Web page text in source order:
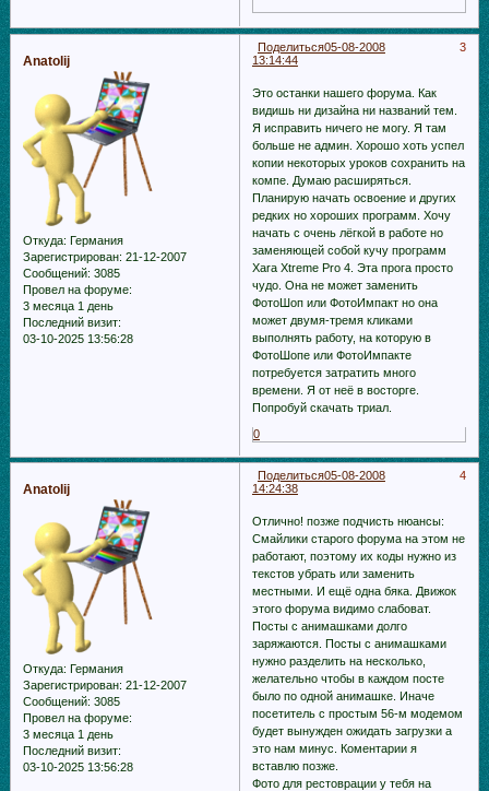
Поделиться 3
05-08-2008
13:14:44
Anatolij
Откуда: Германия
Зарегистрирован: 21-12-2007
Сообщений: 3085
Провел на форуме:
3 месяца 1 день
Последний визит:
03-10-2025 13:56:28
Это останки нашего форума. Как
видишь ни дизайна ни названий тем.
Я исправить ничего не могу. Я там
больше не админ. Хорошо хоть успел
копии некоторых уроков сохранить на
компе. Думаю расширяться.
Планирую начать освоение и других
редких но хороших программ. Хочу
начать с очень лёгкой в работе но
заменяющей собой кучу программ
Xara Xtreme Pro 4. Эта прога просто
чудо. Она не может заменить
ФотоШоп или ФотоИмпакт но она
может двумя-тремя кликами
выполнять работу, на которую в
ФотоШопе или ФотоИмпакте
потребуется затратить много
времени. Я от неё в восторге.
Попробуй скачать триал.
0
Поделиться 4
05-08-2008
14:24:38
Anatolij
Откуда: Германия
Зарегистрирован: 21-12-2007
Сообщений: 3085
Провел на форуме:
3 месяца 1 день
Последний визит:
03-10-2025 13:56:28
Отлично! позже подчисть нюансы:
Смайлики старого форума на этом не
работают, поэтому их коды нужно из
текстов убрать или заменить
местными. И ещё одна бяка. Движок
этого форума видимо слабоват.
Посты с анимашками долго
заряжаются. Посты с анимашками
нужно разделить на несколько,
желательно чтобы в каждом посте
было по одной анимашке. Иначе
посетитель с простым 56-м модемом
будет вынужден ожидать загрузки а
это нам минус. Коментарии я
вставлю позже.
Фото для рестоврации у тебя на